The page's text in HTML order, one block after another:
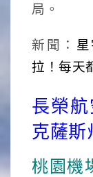
局。
新聞：
拉！每天
長榮
克薩斯
桃園機